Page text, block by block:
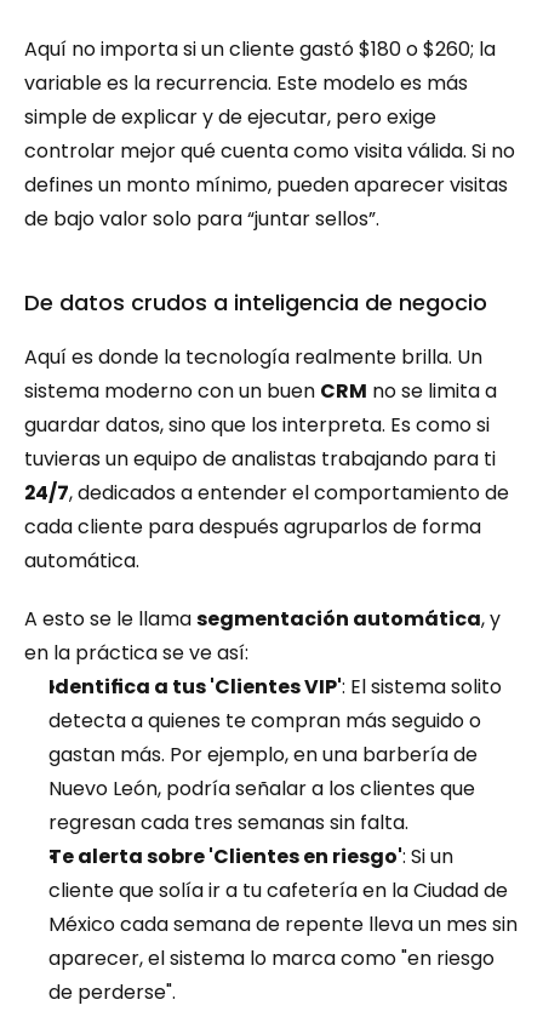
Aquí no importa si un cliente gastó $180 o $260; la
variable es la recurrencia. Este modelo es más
simple de explicar y de ejecutar, pero exige
controlar mejor qué cuenta como visita válida. Si no
defines un monto mínimo, pueden aparecer visitas
de bajo valor solo para “juntar sellos”.
De datos crudos a inteligencia de negocio
Aquí es donde la tecnología realmente brilla. Un
sistema moderno con un buen CRM no se limita a
guardar datos, sino que los interpreta. Es como si
24/7, dedicados a entender el comportamiento de
cada cliente para después agruparlos de forma
automática.
A esto se le llama segmentación automática, y
en la práctica se ve así:
Identifica a tus 'Clientes VIP': El sistema solito
detecta a quienes te compran más seguido o
gastan más. Por ejemplo, en una barbería de
Nuevo León, podría señalar a los clientes que
regresan cada tres semanas sin falta.
Te alerta sobre 'Clientes en riesgo': Si un
cliente que solía ir a tu cafetería en la Ciudad de
México cada semana de repente lleva un mes sin
aparecer, el sistema lo marca como "en riesgo
de perderse".